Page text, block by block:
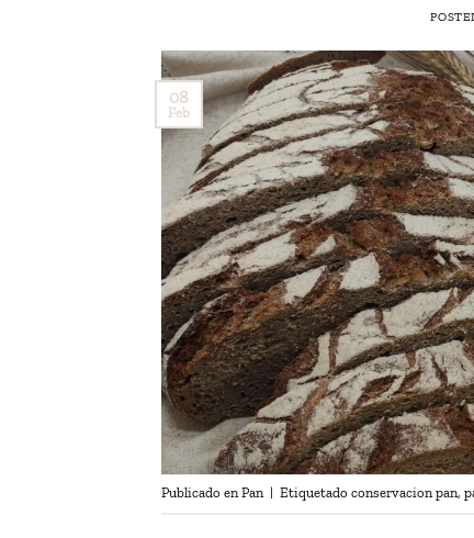
08
Feb
Publicado enPan | Etiquetado conservacion pan,